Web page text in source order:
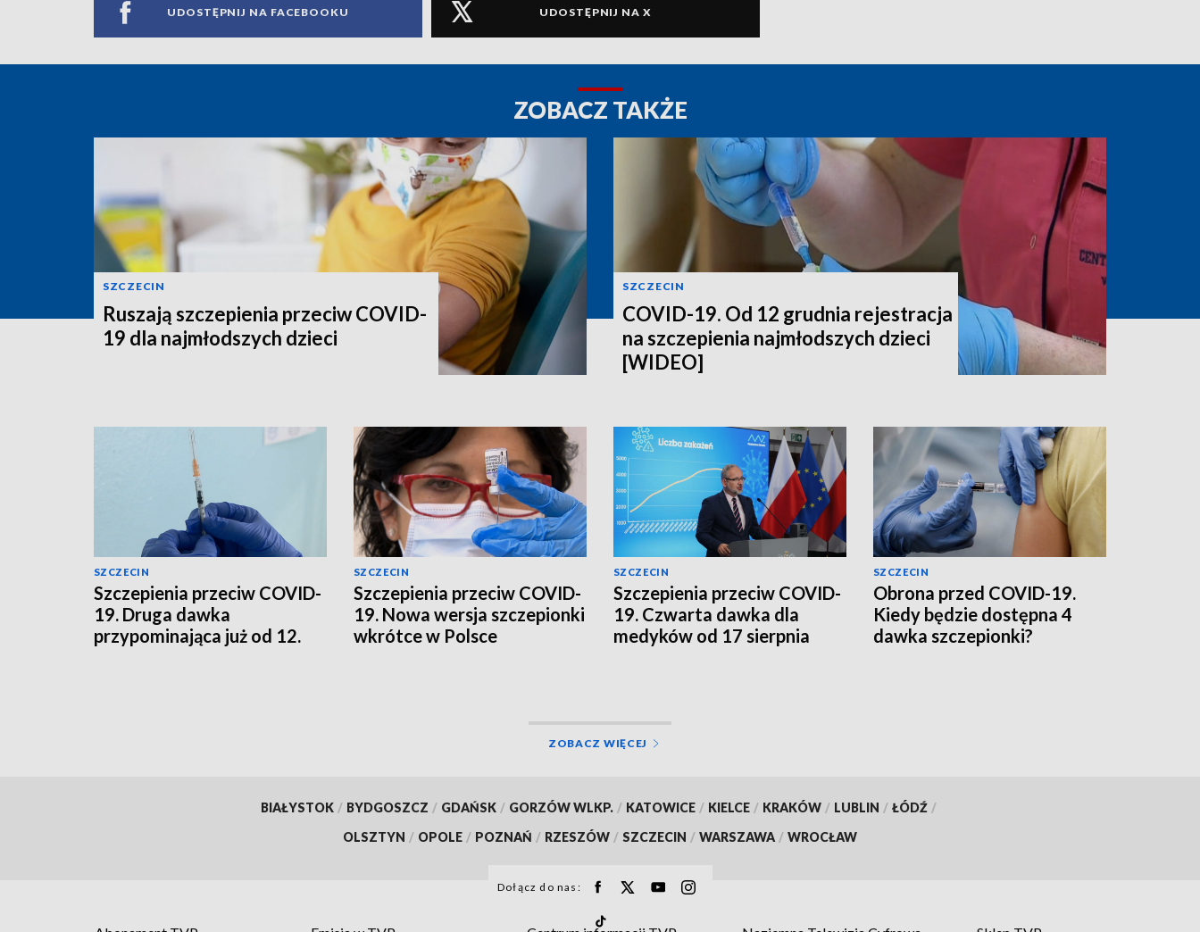
UDOSTĘPNIJ NA FACEBOOKU UDOSTĘPNIJ NA X
ZOBACZ TAKŻE
SZCZECIN
Ruszają szczepienia przeciw COVID-
19 dla najmłodszych dzieci
SZCZECIN
COVID-19. Od 12 grudnia rejestracja
na szczepienia najmłodszych dzieci
[WIDEO]
SZCZECIN
Szczepienia przeciw COVID-
19. Druga dawka
przypominająca już od 12.
SZCZECIN
Szczepienia przeciw COVID-
19. Nowa wersja szczepionki
wkrótce w Polsce
SZCZECIN
Szczepienia przeciw COVID-
19. Czwarta dawka dla
medyków od 17 sierpnia
SZCZECIN
Obrona przed COVID-19.
Kiedy będzie dostępna 4
dawka szczepionki?
ZOBACZ WIĘCEJ
BIAŁYSTOK / BYDGOSZCZ / GDAŃSK / GORZÓW WLKP. / KATOWICE / KIELCE / KRAKÓW / LUBLIN / ŁÓDŹ /
OLSZTYN / OPOLE / POZNAŃ / RZESZÓW / SZCZECIN / WARSZAWA / WROCŁAW
Dołącz do nas: